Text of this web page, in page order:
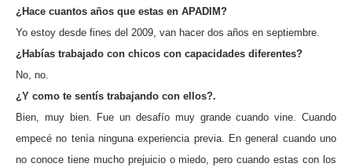
¿Hace cuantos años que estas en APADIM?
Yo estoy desde fines del 2009, van hacer dos años en septiembre.
¿Habías trabajado con chicos con capacidades diferentes?
No, no.
¿Y como te sentís trabajando con ellos?.
Bien, muy bien. Fue un desafío muy grande cuando vine. Cuando
empecé no tenía ninguna experiencia previa. En general cuando uno
no conoce tiene mucho prejuicio o miedo, pero cuando estas con los